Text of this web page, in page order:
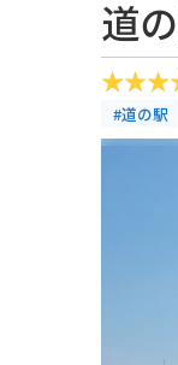
道
#道の駅